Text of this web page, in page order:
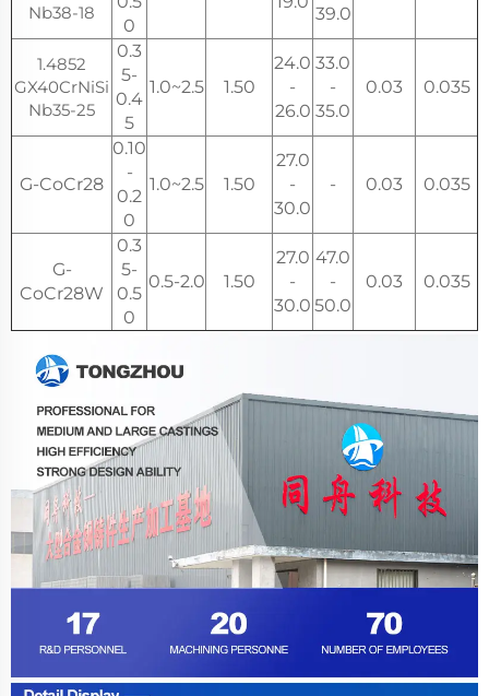
Nb38-18
0
39.0
1.4852
GX40CrNiSi
Nb35-25
0.3
5-
0.4
5
1.0~2.5 1.50
24.0
-
26.0
33.0
-
35.0
0.03 0.035
G-CoCr28
0.10
-
0.2
0
1.0~2.5 1.50
27.0
-
30.0
- 0.03 0.035
G-
CoCr28W
0.3
5-
0.5
0
0.5-2.0 1.50
27.0
-
30.0
47.0
-
50.0
0.03 0.035